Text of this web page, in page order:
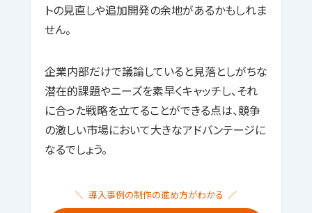
トの見直しや追加開発の余地があるかもしれま
せん。
企業内部だけで議論していると見落としがちな
潜在的課題やニーズを素早くキャッチし、それ
に合った戦略を立てることができる点は、競争
の激しい市場において大きなアドバンテージに
なるでしょう。
導入事例の制作の進め方がわかる